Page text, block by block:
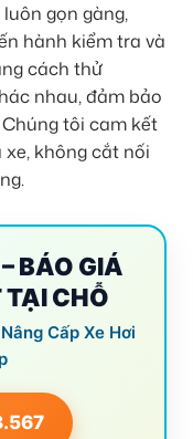
gọn gàng,
hành kiểm tra và
cách thử
nhau, đảm bảo
tôi cam kết
không cắt nối
BÁO GIÁ
CHỖ
Cấp Xe Hơi